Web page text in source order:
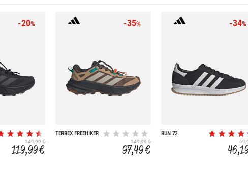
-20%
149,99 €
119,99 €
-35%
TERREX FREEHIKER
149,99 €
97,49 €
-34%
RUN 72